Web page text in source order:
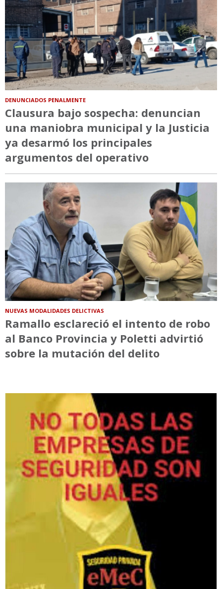
DENUNCIADOS PENALMENTE
Clausura bajo sospecha: denuncian
una maniobra municipal y la Justicia
ya desarmó los principales
argumentos del operativo
NUEVAS MODALIDADES DELICTIVAS
Ramallo esclareció el intento de robo
al Banco Provincia y Poletti advirtió
sobre la mutación del delito